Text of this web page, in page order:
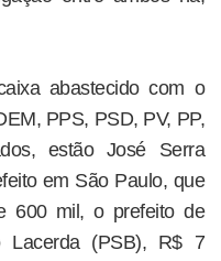
abastecido com o
PPS, PSD, PV, PP,
estão José Serra
em São Paulo, que
600 mil, o prefeito de
Lacerda (PSB), R$ 7